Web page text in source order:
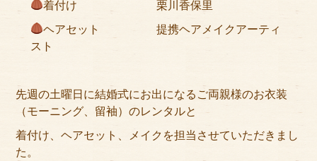
プライバシーポリシー
サイトマップ
着付け 栗川香保里
ヘアセット 提携ヘアメイクアーティ
スト
先週の土曜日に結婚式にお出になるご両親様のお衣装
（モーニング、留袖）のレンタルと
着付け、ヘアセット、メイクを担当させていただきまし
た。